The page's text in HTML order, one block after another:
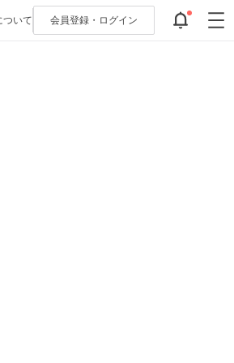
ついて 会員登録・ ログイン